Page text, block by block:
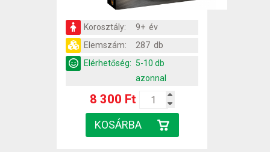
Korosztály:
9+ év
Elemszám:
287 db
Elérhetőség: 5-10 db
azonnal
8 300 Ft